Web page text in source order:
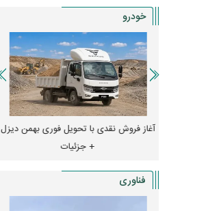
خودرو
آغاز فروش نقدی با تحویل فوری بهمن دیزل
+ جزئیات
فناوری